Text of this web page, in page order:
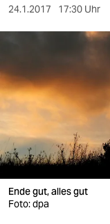
berlin
nord
wahrheit
verlag
verlag
24.1.2017 17:30 Uhr
Ende gut, alles gut
Foto: dpa